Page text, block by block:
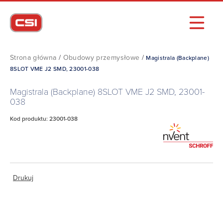
Strona główna / Obudowy przemysłowe /Magistrala (Backplane)
8SLOT VME J2 SMD, 23001-038
Magistrala (Backplane) 8SLOT VME J2 SMD, 23001-
038
Kod produktu: 23001-038
Drukuj